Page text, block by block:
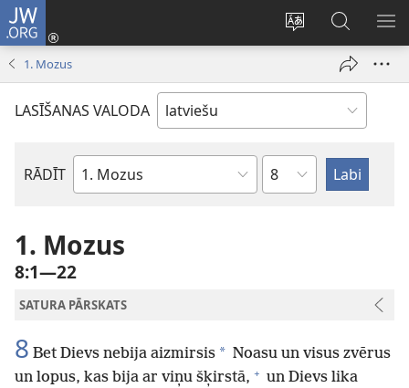
JW.ORG
Mainīt
valodu
Pieteikties
(opens
Meklēt
vietnē
JW.ORG
1. Mozus
LASĪŠANAS VALODA
RĀDĪT
Pēc
Pēc
nodaļām
1. Mozus
8:1—22
SATURA PĀRSKATS
8 Bet Dievs nebija aizmirsis * Noasu un visus zvērus
un lopus, kas bija ar viņu šķirstā, + un Dievs lika